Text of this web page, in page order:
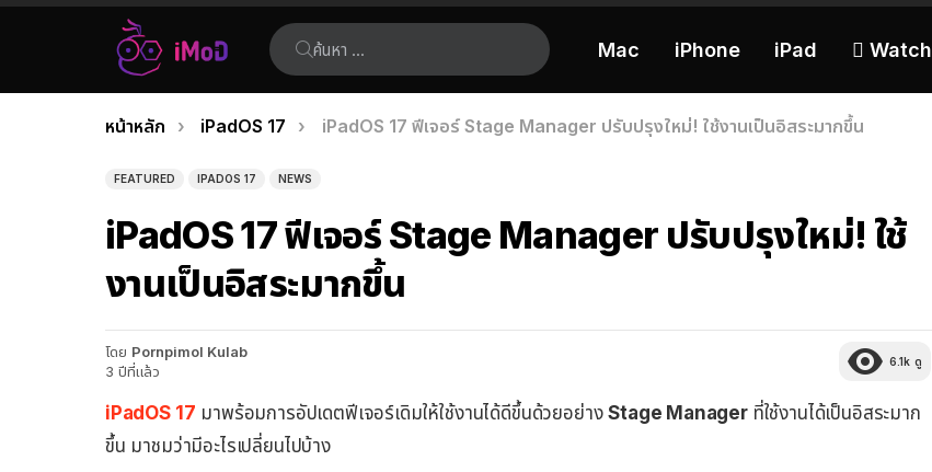
ค้นหา:
Mac iPhone iPad  Watch
เรื่อง
ล่าสุด
คุณอยู่ที่นี่:
หน้าหลัก iPadOS 17 iPadOS 17 ฟีเจอร์ Stage Manager ปรับปรุงใหม่! ใช้งานเป็นอิสระมากขึ้น
FEATURED IPADOS 17 NEWS
iPadOS 17 ฟีเจอร์ Stage Manager ปรับปรุงใหม่! ใช้
งานเป็นอิสระมากขึ้น
โดย Pornpimol Kulab
3 ปีที่แล้ว
6.1k ดู
iPadOS 17 มาพร้อมการอัปเดตฟีเจอร์เดิมให้ใช้งานได้ดีขึ้นด้วยอย่างStage Managerที่ใช้งานได้เป็นอิสระมาก
ขึ้น มาชมว่ามีอะไรเปลี่ยนไปบ้าง